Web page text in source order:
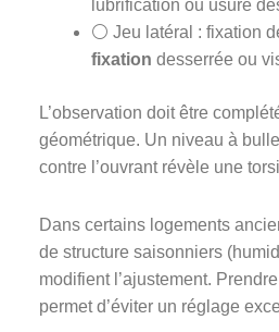
lubrification ou usure
⚪ Jeu latéral : fixation
fixation desserrée ou
L’observation doit être
géométrique. Un niveau à
contre l’ouvrant révèle une
Dans certains logements
de structure saisonniers
modifient l’ajustement.
permet d’éviter un réglage